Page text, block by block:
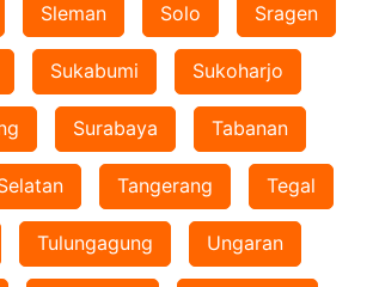
Sleman Solo Sragen
Sukabumi Sukoharjo
Surabaya Tabanan
Tangerang Tegal
Tulungagung Ungaran